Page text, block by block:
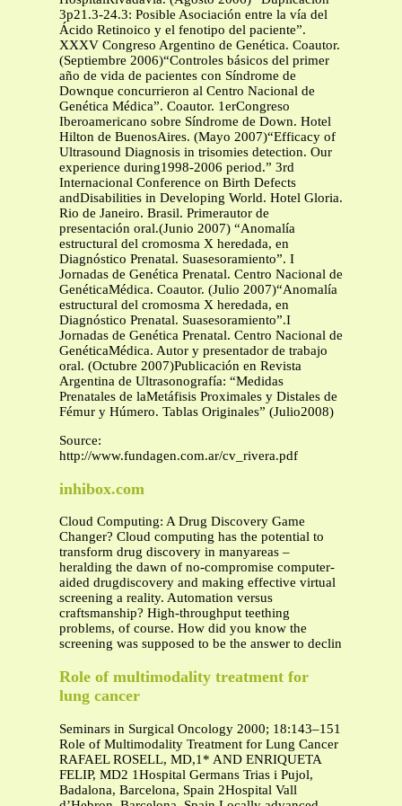
3p21.3-24.3: Posible Asociación entre la vía del
Ácido Retinoico y el fenotipo del paciente”.
XXXV Congreso Argentino de Genética. Coautor.
(Septiembre 2006)“Controles básicos del primer
año de vida de pacientes con Síndrome de
Downque concurrieron al Centro Nacional de
Genética Médica”. Coautor. 1erCongreso
Iberoamericano sobre Síndrome de Down. Hotel
Hilton de BuenosAires. (Mayo 2007)“Efficacy of
Ultrasound Diagnosis in trisomies detection. Our
experience during1998-2006 period.” 3rd
Internacional Conference on Birth Defects
andDisabilities in Developing World. Hotel Gloria.
Rio de Janeiro. Brasil. Primerautor de
presentación oral.(Junio 2007) “Anomalía
estructural del cromosma X heredada, en
Diagnóstico Prenatal. Suasesoramiento”. I
Jornadas de Genética Prenatal. Centro Nacional de
GenéticaMédica. Coautor. (Julio 2007)“Anomalía
estructural del cromosma X heredada, en
Diagnóstico Prenatal. Suasesoramiento”.I
Jornadas de Genética Prenatal. Centro Nacional de
GenéticaMédica. Autor y presentador de trabajo
oral. (Octubre 2007)Publicación en Revista
Argentina de Ultrasonografía: “Medidas
Prenatales de laMetáfisis Proximales y Distales de
Fémur y Húmero. Tablas Originales” (Julio2008)
Source:
http://www.fundagen.com.ar/cv_rivera.pdf
inhibox.com
Cloud Computing: A Drug Discovery Game
Changer? Cloud computing has the potential to
transform drug discovery in manyareas –
heralding the dawn of no-compromise computer-
aided drugdiscovery and making effective virtual
screening a reality. Automation versus
craftsmanship? High-throughput teething
problems, of course. How did you know the
screening was supposed to be the answer to declin
Role of multimodality treatment for
lung cancer
Seminars in Surgical Oncology 2000; 18:143–151
Role of Multimodality Treatment for Lung Cancer
RAFAEL ROSELL, MD,1* AND ENRIQUETA
FELIP, MD2 1Hospital Germans Trias i Pujol,
Badalona, Barcelona, Spain 2Hospital Vall